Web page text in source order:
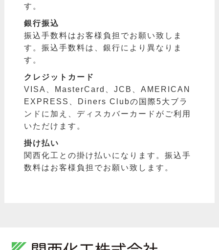
す。
銀行振込
振込手数料はお客様負担でお願い致しま
す。振込手数料は、銀行により異なりま
す。
クレジットカード
VISA、MasterCard、JCB、AMERICAN
EXPRESS、Diners Clubの国際5大ブラ
ンドに加え、ディスカバーカードがご利用
いただけます。
掛け払い
関西化工との掛け払いになります。振込手
数料はお客様負担でお願い致します。